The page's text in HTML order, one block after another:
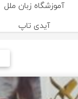
آموزشگاه زبان ملل
آیدی تاپ